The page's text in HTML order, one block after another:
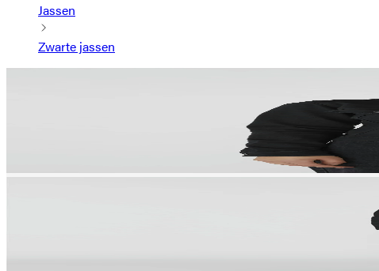
Jassen
Zwarte jassen